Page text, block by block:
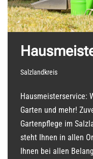
Salzlandkreis
Hausmeisterservice:
Garten und mehr!
Gartenpflege im
steht Ihnen in allen
Ihnen bei allen